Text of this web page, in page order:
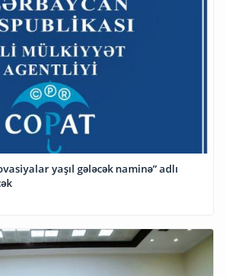
yaşıl gələcək naminə” adlı